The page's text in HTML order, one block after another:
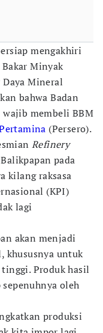
mengakhiri
Bakar Minyak
Mineral
bahwa Badan
wajib membeli BBM
(Persero).
Refinery
pada
kilang raksasa
(KPI)
lagi
akan menjadi
khususnya untuk
Produk hasil
oleh
produksi